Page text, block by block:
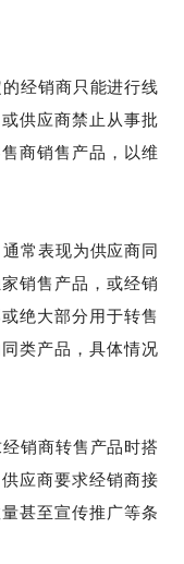
经销商只能进行线
供应商禁止从事批
商销售产品，以维
常表现为供应商同
销售产品，或经销
绝大部分用于转售
类产品，具体情况
销商转售产品时搭
应商要求经销商接
甚至宣传推广等条